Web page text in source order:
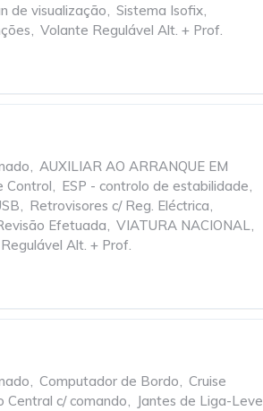
de visualização, Sistema Isofix,
, Volante Regulável Alt. + Prof.
, AUXILIAR AO ARRANQUE EM
Control, ESP - controlo de estabilidade,
, Retrovisores c/ Reg. Eléctrica,
Efetuada, VIATURA NACIONAL,
Alt. + Prof.
, Computador de Bordo, Cruise
Central c/ comando, Jantes de Liga-Leve